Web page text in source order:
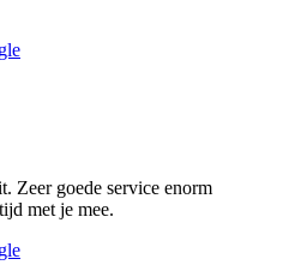
Zeer goede service enorm
met je mee.